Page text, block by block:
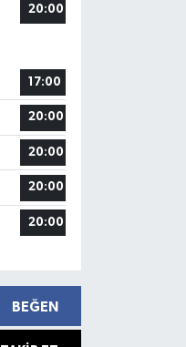
20:00
17:00
20:00
20:00
20:00
20:00
BEĞEN